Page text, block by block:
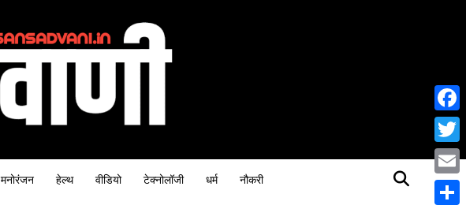
मनोरंजन हेल्थ वीडियो टेक्नोलॉजी धर्म नौकरी Email